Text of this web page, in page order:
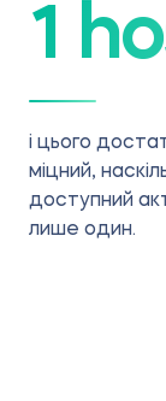
1
і цього
міцний,
доступний
лише один.